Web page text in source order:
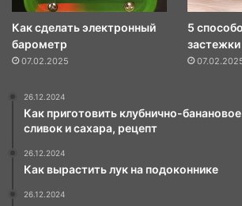
Как сделать электронный
барометр
07.02.2025
5
26.12.2024
Как приготовить клубнично-
сливок и сахара, рецепт
26.12.2024
Как вырастить лук на подоконнике
26.12.2024